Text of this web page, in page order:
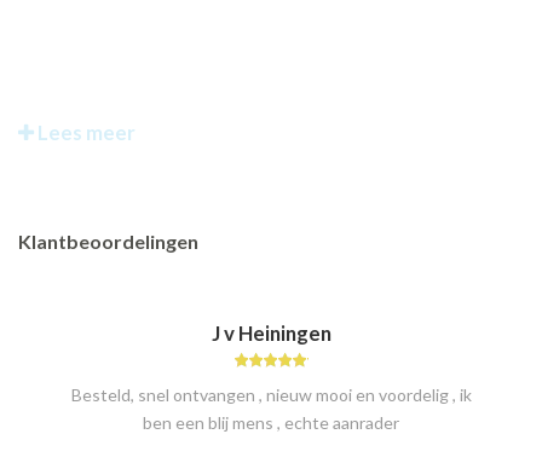
Lees meer
Klantbeoordelingen
J v Heiningen
Besteld, snel ontvangen , nieuw mooi en voordelig , ik
ben een blij mens , echte aanrader